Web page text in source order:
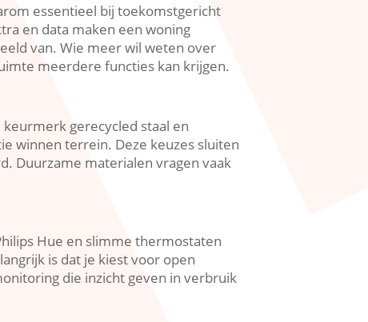
essentieel bij toekomstgericht
en data maken een woning
van.​ Wie meer wil weten over
meerdere functies kan krijgen.​
gerecycled staal en
winnen terrein.​ Deze keuzes sluiten
Duurzame materialen vragen vaak
Hue en slimme thermostaten
is dat je kiest voor open
die inzicht geven in verbruik